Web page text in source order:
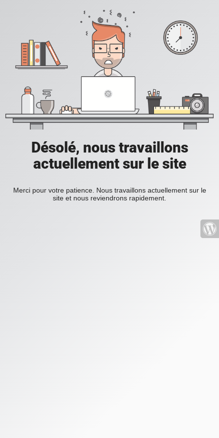
Désolé, nous travaillons
actuellement sur le site
Merci pour votre patience. Nous travaillons actuellement sur le
site et nous reviendrons rapidement.